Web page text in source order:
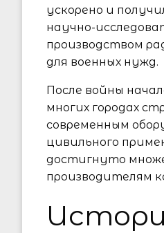
ускорено и
научно-
производством
для военных нужд.
После войны
многих городах
современным
цивильного
достигнуто
производителям